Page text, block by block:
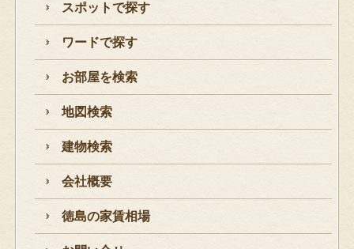
スポットで探す
ワードで探す
お部屋を検索
地図検索
建物検索
会社概要
徳島の家賃相場